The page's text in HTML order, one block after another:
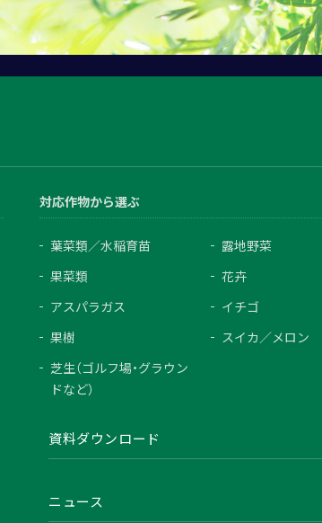
対応作物から選ぶ
葉菜類／水稲育苗
露地野菜
果菜類
花卉
アスパラガス
イチゴ
果樹
スイカ／メロン
芝生（ゴルフ場・グラウン
ドなど）
資料ダウンロード
ニュース